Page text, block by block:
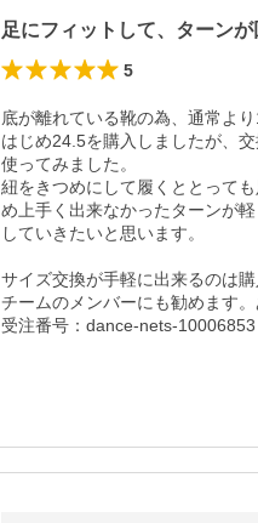
足にフィットして、ターンが
5
底が離れている靴の為、通常よ
はじめ24.5を購入しましたが、
使ってみました。
紐をきつめにして履くととって
め上手く出来なかったターンが
していきたいと思います。
サイズ交換が手軽に出来るのは
チームのメンバーにも勧めます。
受注番号：dance-nets-10006853